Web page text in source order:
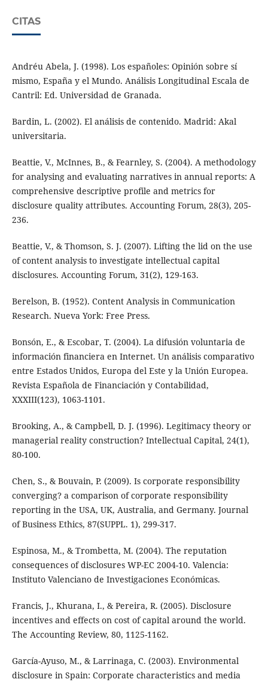
CITAS
Andréu Abela, J. (1998). Los españoles: Opinión sobre sí
mismo, España y el Mundo. Análisis Longitudinal Escala de
Cantril: Ed. Universidad de Granada.
Bardin, L. (2002). El análisis de contenido. Madrid: Akal
universitaria.
Beattie, V., McInnes, B., & Fearnley, S. (2004). A methodology
for analysing and evaluating narratives in annual reports: A
comprehensive descriptive profile and metrics for
disclosure quality attributes. Accounting Forum, 28(3), 205-
236.
Beattie, V., & Thomson, S. J. (2007). Lifting the lid on the use
of content analysis to investigate intellectual capital
disclosures. Accounting Forum, 31(2), 129-163.
Berelson, B. (1952). Content Analysis in Communication
Research. Nueva York: Free Press.
Bonsón, E., & Escobar, T. (2004). La difusión voluntaria de
información financiera en Internet. Un análisis comparativo
entre Estados Unidos, Europa del Este y la Unión Europea.
Revista Española de Financiación y Contabilidad,
XXXIII(123), 1063-1101.
Brooking, A., & Campbell, D. J. (1996). Legitimacy theory or
managerial reality construction? Intellectual Capital, 24(1),
80-100.
Chen, S., & Bouvain, P. (2009). Is corporate responsibility
converging? a comparison of corporate responsibility
reporting in the USA, UK, Australia, and Germany. Journal
of Business Ethics, 87(SUPPL. 1), 299-317.
Espinosa, M., & Trombetta, M. (2004). The reputation
consequences of disclosures WP-EC 2004-10. Valencia:
Instituto Valenciano de Investigaciones Económicas.
Francis, J., Khurana, I., & Pereira, R. (2005). Disclosure
incentives and effects on cost of capital around the world.
The Accounting Review, 80, 1125-1162.
García-Ayuso, M., & Larrinaga, C. (2003). Environmental
disclosure in Spain: Corporate characteristics and media